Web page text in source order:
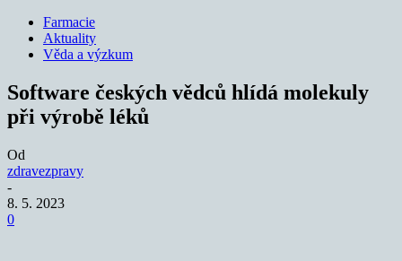
Farmacie
Aktuality
Věda a výzkum
Software českých vědců hlídá molekuly
při výrobě léků
Od
zdravezpravy
-
8. 5. 2023
0